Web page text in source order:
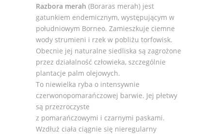
Razbora merah (Boraras merah) jest
gatunkiem endemicznym, występującym w
południowym Borneo. Zamieszkuje ciemne
wody strumieni i rzek w pobliżu torfowisk.
Obecnie jej naturalne siedliska są zagrożone
przez działalność człowieka, szczególnie
plantacje palm olejowych.
To niewielka ryba o intensywnie
czerwonopomarańczowej barwie. Jej płetwy
są przezroczyste
z pomarańczowymi i czarnymi paskami.
Wzdłuż ciała ciągnie się nieregularny